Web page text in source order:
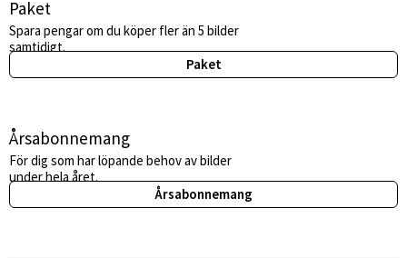
Paket
Spara pengar om du köper fler än 5 bilder
samtidigt.
Paket
Årsabonnemang
För dig som har löpande behov av bilder
under hela året.
Årsabonnemang